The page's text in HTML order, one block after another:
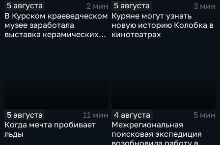
5 августа
2 мин
В Курском краеведческом
музее заработала
выставка керамических
5 августа
3 мин
Куряне могут узнать
новую историю Колобка в
кинотеатрах
5 августа
11 мин
Когда мечта пробивает
льды
4 августа
5 мин
Межрегиональная
поисковая экспедиция